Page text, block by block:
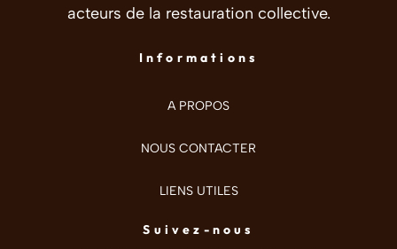
acteurs de la restauration collective.
Informations
A PROPOS
NOUS CONTACTER
LIENS UTILES
Suivez-nous